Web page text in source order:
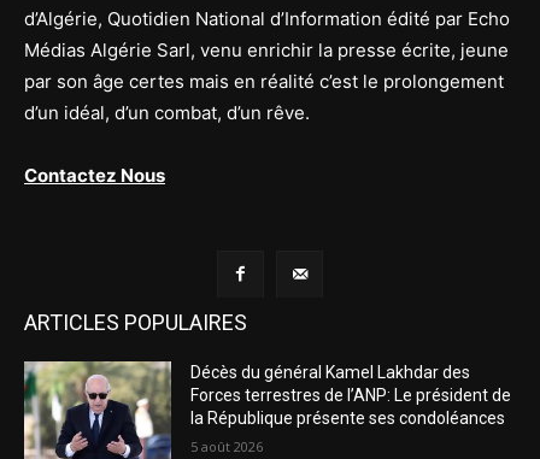
d’Algérie, Quotidien National d’Information édité par Echo
Médias Algérie Sarl, venu enrichir la presse écrite, jeune
par son âge certes mais en réalité c’est le prolongement
d’un idéal, d’un combat, d’un rêve.
Contactez Nous
ARTICLES POPULAIRES
Décès du général Kamel Lakhdar des
Forces terrestres de l’ANP: Le président de
la République présente ses condoléances
5 août 2026